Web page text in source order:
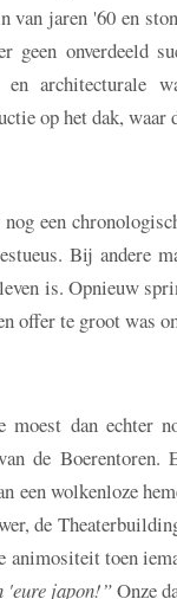
van jaren '60 en
geen onverdeeld
en architecturale
op het dak,
een
Bij andere
is. Opnieuw
offer te groot was
moest dan echter
de Boerentoren.
een wolkenloze
de
animositeit toen
'eure japon!”Onze